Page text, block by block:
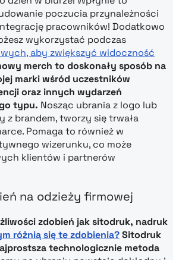
poczucia przynależności
pracowników! Dodatkowo
wykorzystać podczas
aby zwiększyć widoczność
merch to doskonały sposób na
marki wśród uczestników
oraz innych wydarzeń
typu. Nosząc ubrania z logo lub
z brandem, tworzy się trwała
Pomaga to również w
wizerunku, co może
klientów i partnerów
na odzieży firmowej
zdobień jak sitodruk, nadruk
różnią się te zdobienia?Sitodruk
technologicznie metoda